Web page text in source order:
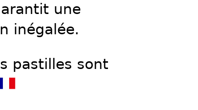
une
inégalée.
pastilles sont